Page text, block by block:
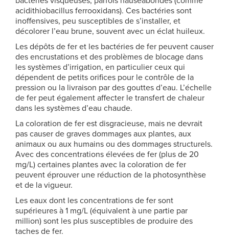
acidithiobacillus ferrooxidans). Ces bactéries sont
inoffensives, peu susceptibles de s’installer, et
décolorer l’eau brune, souvent avec un éclat huileux.
Les dépôts de fer et les bactéries de fer peuvent causer
des encrustations et des problèmes de blocage dans
les systèmes d’irrigation, en particulier ceux qui
dépendent de petits orifices pour le contrôle de la
pression ou la livraison par des gouttes d’eau. L’échelle
de fer peut également affecter le transfert de chaleur
dans les systèmes d’eau chaude.
La coloration de fer est disgracieuse, mais ne devrait
pas causer de graves dommages aux plantes, aux
animaux ou aux humains ou des dommages structurels.
Avec des concentrations élevées de fer (plus de 20
mg/L) certaines plantes avec la coloration de fer
peuvent éprouver une réduction de la photosynthèse
et de la vigueur.
Les eaux dont les concentrations de fer sont
supérieures à 1 mg/L (équivalent à une partie par
million) sont les plus susceptibles de produire des
taches de fer.